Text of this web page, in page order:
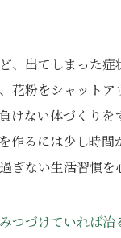
、出てしまった
花粉をシャットア
けない体づくりを
作るには少し時間
ぎない生活習慣を
つづけていれば治